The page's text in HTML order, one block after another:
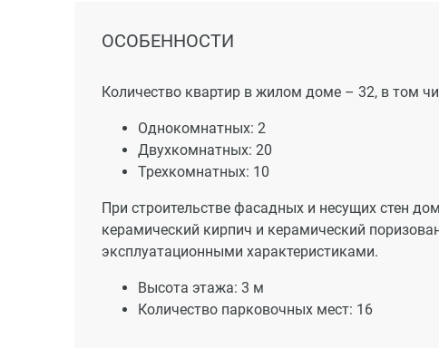
ОСОБЕННОСТИ
Количество квартир в жилом доме – 32, в том
Однокомнатных: 2
Двухкомнатных: 20
Трехкомнатных: 10
При строительстве фасадных и несущих стен
керамический кирпич и керамический
эксплуатационными характеристиками.
Высота этажа: 3 м
Количество парковочных мест: 16